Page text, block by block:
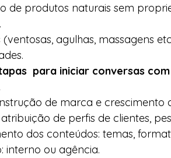
de produtos naturais sem
agulhas, massagens
para iniciar conversas
de marca e crescimento
de perfis de clientes,
dos conteúdos: temas,
interno ou agência.